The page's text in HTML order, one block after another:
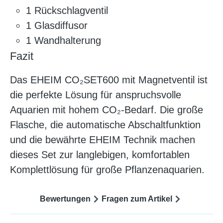
1 Rückschlagventil
1 Glasdiffusor
1 Wandhalterung
Fazit
Das EHEIM CO₂SET600 mit Magnetventil ist
die perfekte Lösung für anspruchsvolle
Aquarien mit hohem CO₂-Bedarf. Die große
Flasche, die automatische Abschaltfunktion
und die bewährte EHEIM Technik machen
dieses Set zur langlebigen, komfortablen
Komplettlösung für große Pflanzenaquarien.
Bewertungen Fragen zum Artikel